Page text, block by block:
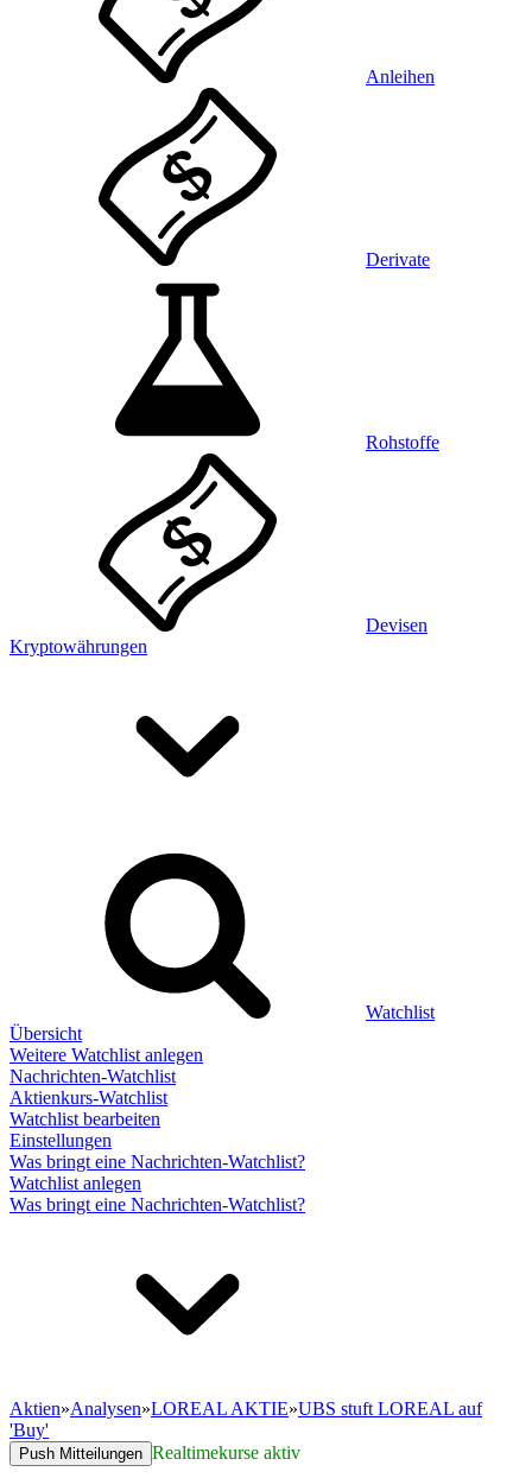
Anleihen
Derivate
Rohstoffe
Devisen
Kryptowährungen
Watchlist
Übersicht
Weitere Watchlist anlegen
Nachrichten-Watchlist
Aktienkurs-Watchlist
Watchlist bearbeiten
Einstellungen
Was bringt eine Nachrichten-Watchlist?
Watchlist anlegen
Was bringt eine Nachrichten-Watchlist?
Aktien»Analysen»LOREAL AKTIE»UBS stuft LOREAL auf
'Buy'
Push Mitteilungen Realtimekurse aktiv